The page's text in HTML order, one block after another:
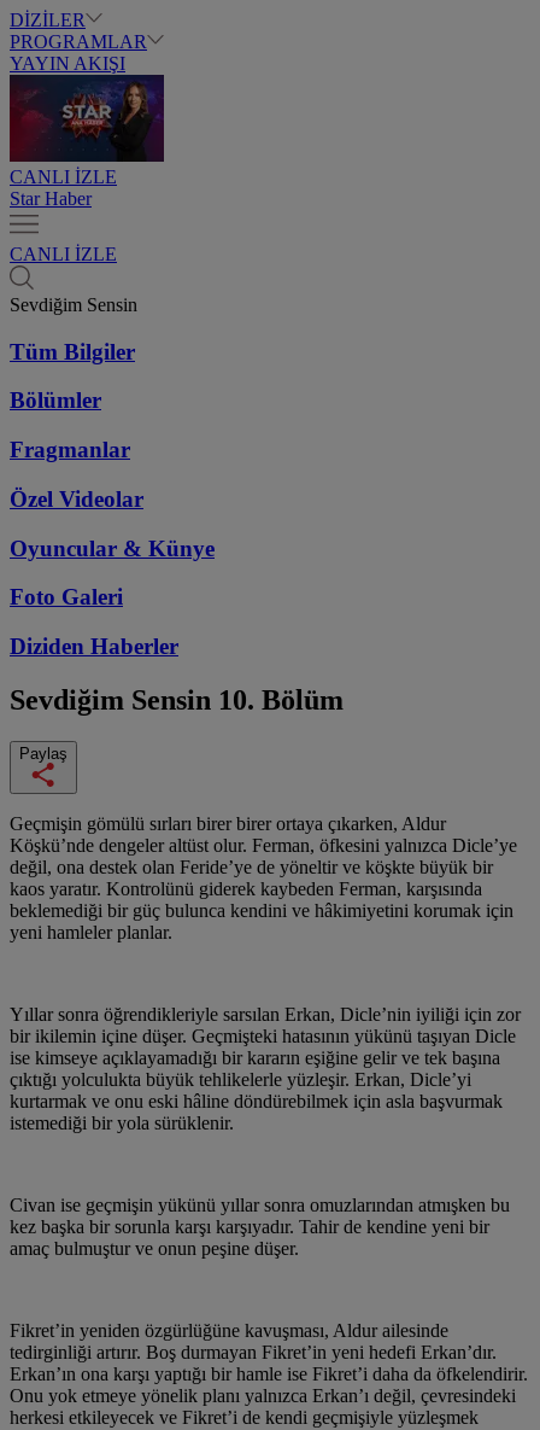
DİZİLER
PROGRAMLAR
YAYIN AKIŞI
CANLI İZLE
Star Haber
CANLI İZLE
Sevdiğim Sensin
Tüm Bilgiler
Bölümler
Fragmanlar
Özel Videolar
Oyuncular & Künye
Foto Galeri
Diziden Haberler
Sevdiğim Sensin 10. Bölüm
Paylaş
Geçmişin gömülü sırları birer birer ortaya çıkarken, Aldur
Köşkü’nde dengeler altüst olur. Ferman, öfkesini yalnızca Dicle’ye
değil, ona destek olan Feride’ye de yöneltir ve köşkte büyük bir
kaos yaratır. Kontrolünü giderek kaybeden Ferman, karşısında
beklemediği bir güç bulunca kendini ve hâkimiyetini korumak için
yeni hamleler planlar.
Yıllar sonra öğrendikleriyle sarsılan Erkan, Dicle’nin iyiliği için zor
bir ikilemin içine düşer. Geçmişteki hatasının yükünü taşıyan Dicle
ise kimseye açıklayamadığı bir kararın eşiğine gelir ve tek başına
çıktığı yolculukta büyük tehlikelerle yüzleşir. Erkan, Dicle’yi
kurtarmak ve onu eski hâline döndürebilmek için asla başvurmak
istemediği bir yola sürüklenir.
Civan ise geçmişin yükünü yıllar sonra omuzlarından atmışken bu
kez başka bir sorunla karşı karşıyadır. Tahir de kendine yeni bir
amaç bulmuştur ve onun peşine düşer.
Fikret’in yeniden özgürlüğüne kavuşması, Aldur ailesinde
tedirginliği artırır. Boş durmayan Fikret’in yeni hedefi Erkan’dır.
Erkan’ın ona karşı yaptığı bir hamle ise Fikret’i daha da öfkelendirir.
Onu yok etmeye yönelik planı yalnızca Erkan’ı değil, çevresindeki
herkesi etkileyecek ve Fikret’i de kendi geçmişiyle yüzleşmek